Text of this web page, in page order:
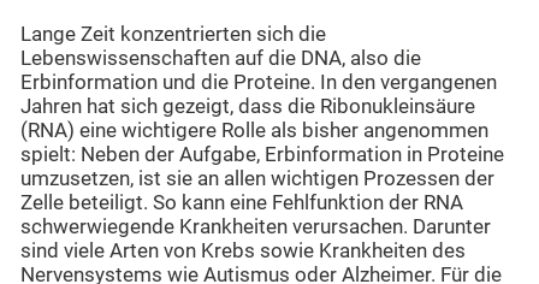
Lange Zeit konzentrierten sich die
Lebenswissenschaften auf die DNA, also die
Erbinformation und die Proteine. In den vergangenen
Jahren hat sich gezeigt, dass die Ribonukleinsäure
(RNA) eine wichtigere Rolle als bisher angenommen
spielt: Neben der Aufgabe, Erbinformation in Proteine
umzusetzen, ist sie an allen wichtigen Prozessen der
Zelle beteiligt. So kann eine Fehlfunktion der RNA
schwerwiegende Krankheiten verursachen. Darunter
sind viele Arten von Krebs sowie Krankheiten des
Nervensystems wie Autismus oder Alzheimer. Für die